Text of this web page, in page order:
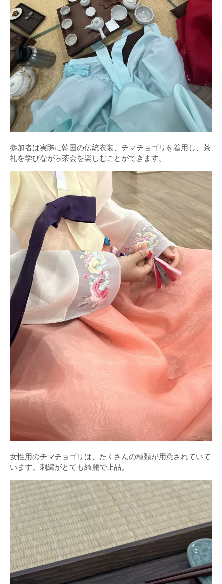
参加者は実際に韓国の伝統衣装、チマチョゴリを着用し、茶
礼を学びながら茶会を楽しむことができます。
女性用のチマチョゴリは、たくさんの種類が用意されていて
います。刺繍がとても綺麗で上品。